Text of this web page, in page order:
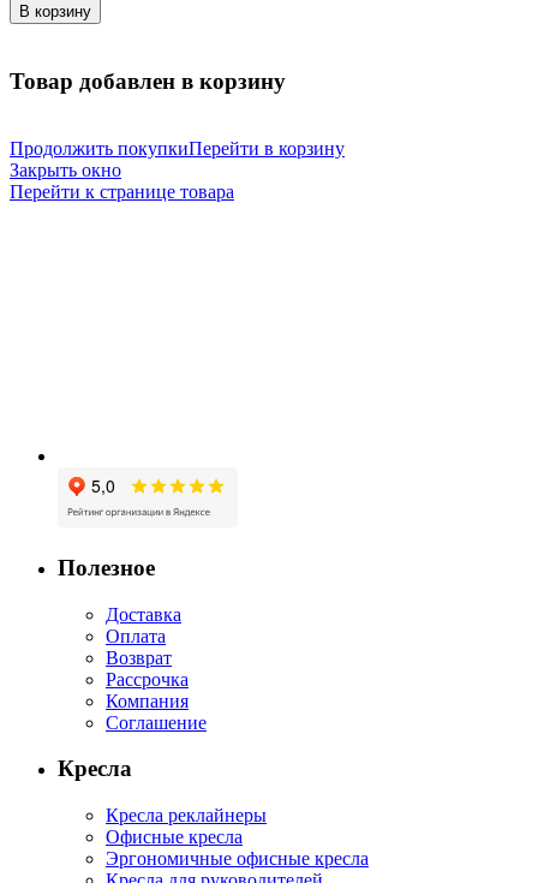
В корзину
Товар добавлен в корзину
Продолжить покупкиПерейти в корзину
Закрыть окно
Перейти к странице товара
Полезное
Доставка
Оплата
Возврат
Рассрочка
Компания
Соглашение
Кресла
Кресла реклайнеры
Офисные кресла
Эргономичные офисные кресла